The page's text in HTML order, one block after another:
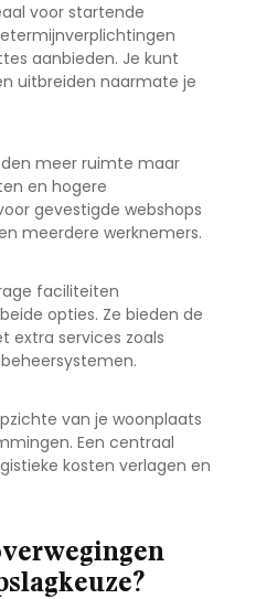
voor startende
aanbieden. Je kunt
uitbreiden naarmate je
meer ruimte maar
en hogere
gevestigde webshops
meerdere werknemers.
faciliteiten
opties. Ze bieden de
extra services zoals
van je woonplaats
Een centraal
kosten verlagen en